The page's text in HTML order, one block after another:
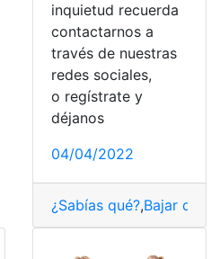
inquietud recuerda
contactarnos a
través de nuestras
redes sociales,
o regístrate y
déjanos
04/04/2022
¿Sabías qué?,Bajar de